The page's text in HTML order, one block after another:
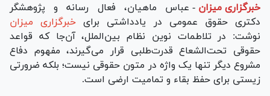
خبرگزاری میزان - عباس ماهیان، فعال رسانه و پژوهشگر
دکتری حقوق عمومی در یادداشتی برای خبرگزاری میزان
نوشت: در تلاطمات نوین نظام بین‌الملل، آن‌جا که قواعد
حقوقی تحت‌الشعاع قدرت‌طلبی قرار می‌گیرند، مفهوم دفاع
مشروع دیگر تنها یک واژه در متون حقوقی نیست؛ بلکه ضرورتی
زیستی برای حفظ بقاء و تمامیت ارضی است.